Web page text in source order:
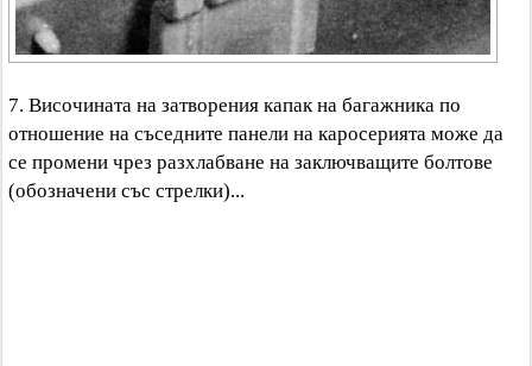
7. Височината на затворения капак на багажника по
отношение на съседните панели на каросерията може да
се промени чрез разхлабване на заключващите болтове
(обозначени със стрелки)...